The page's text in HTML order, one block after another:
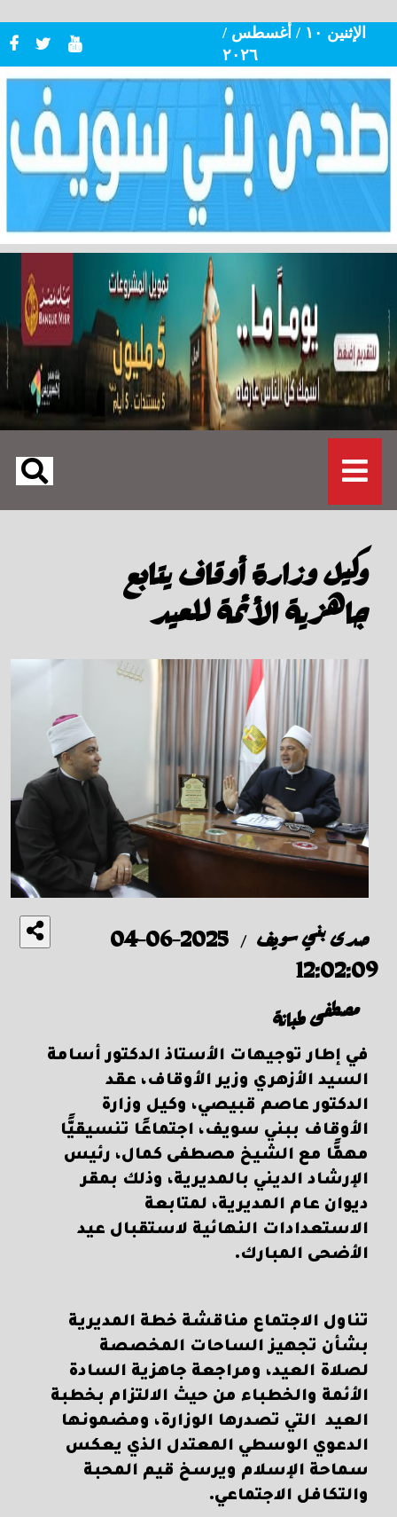
الإثنين ١٠ / أغسطس /
٢٠٢٦
وكيل وزارة أوقاف يتابع
جاهزية الأئمة للعيد
صدى بني سويف /
2025-06-04
12:02:09
مصطفى طبانة
في إطار توجيهات الأستاذ الدكتور أسامة
السيد الأزهري وزير الأوقاف، عقد
الدكتور عاصم قبيصي، وكيل وزارة
الأوقاف ببني سويف، اجتماعًا تنسيقيًّا
مهمًّا مع الشيخ مصطفى كمال، رئيس
الإرشاد الديني بالمديرية، وذلك بمقر
ديوان عام المديرية، لمتابعة
الاستعدادات النهائية لاستقبال عيد
الأضحى المبارك.
تناول الاجتماع مناقشة خطة المديرية
بشأن تجهيز الساحات المخصصة
لصلاة العيد، ومراجعة جاهزية السادة
الأئمة والخطباء من حيث الالتزام بخطبة
العيد التي تصدرها الوزارة، ومضمونها
الدعوي الوسطي المعتدل الذي يعكس
سماحة الإسلام ويرسخ قيم المحبة
والتكافل الاجتماعي.